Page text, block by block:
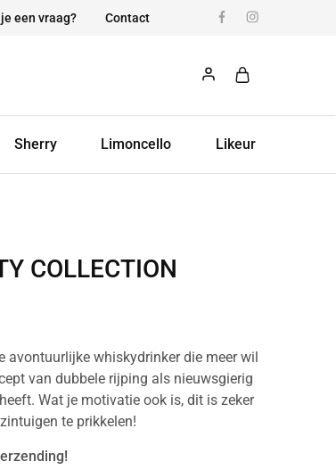
een vraag? Contact
Sherry Limoncello Likeur
COLLECTION
avontuurlijke whiskydrinker die meer wil
van dubbele rijping als nieuwsgierig
Wat je motivatie ook is, dit is zeker
te prikkelen!